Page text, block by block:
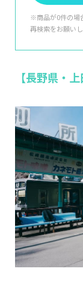
※商品が0件の場
再検索をお願いし
【長野県・